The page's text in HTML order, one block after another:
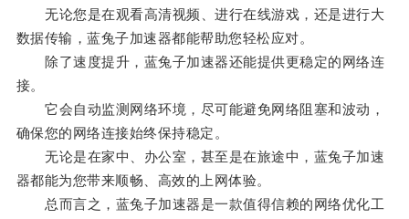
无论您是在观看高清视频、进行在线游戏，还是进行大
数据传输，蓝兔子加速器都能帮助您轻松应对。
除了速度提升，蓝兔子加速器还能提供更稳定的网络连
接。
它会自动监测网络环境，尽可能避免网络阻塞和波动，
确保您的网络连接始终保持稳定。
无论是在家中、办公室，甚至是在旅途中，蓝兔子加速
器都能为您带来顺畅、高效的上网体验。
总而言之，蓝兔子加速器是一款值得信赖的网络优化工